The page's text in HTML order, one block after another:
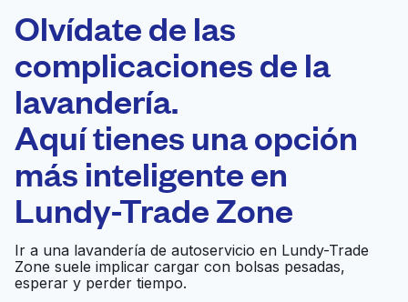
Laundryheap.com
Programa tu recogida
0 min
Recojo y entrega
casa
Abierto 24/7
Cropley Laundromat Ir al sitio web
Olvídate de las
complicaciones de la
lavandería.
Aquí tienes una opción
más inteligente en
Lundy-Trade Zone
Ir a una lavandería de autoservicio en Lundy-Trade
Zone suele implicar cargar con bolsas pesadas,
esperar y perder tiempo.